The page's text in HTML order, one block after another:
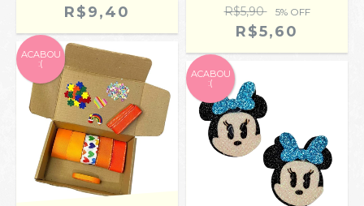
R$9,40 R$5,90 5% OFF
R$5,60
ACABOU
:(
ACABOU
:(